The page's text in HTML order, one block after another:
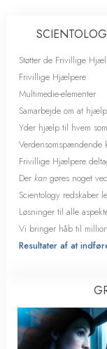
Støtter de Frivillige
Frivillige Hjælpere
Multimedie-elementer
Samarbejde om at
Yder hjælp til hvem
Verdensomspændende
Frivillige Hjælpere
Der kan gøres noget
Scientology redskaber
Løsninger til alle
Vi bringer håb til
Resultater af at